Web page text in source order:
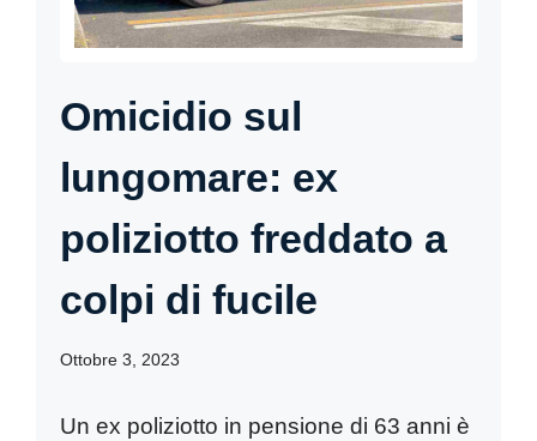
Omicidio sul
lungomare: ex
poliziotto freddato a
colpi di fucile
Ottobre 3, 2023
Un ex poliziotto in pensione di 63 anni è